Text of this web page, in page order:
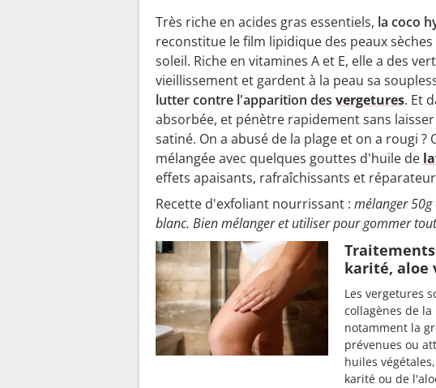
Très riche en acides gras essentiels, la coco
reconstitue le film lipidique des peaux
soleil. Riche en vitamines A et E, elle a des
vieillissement et gardent à la peau sa
lutter contre l'apparition des vergetures. Et
absorbée, et pénètre rapidement sans
satiné. On a abusé de la plage et on a rougi ?
mélangée avec quelques gouttes d'huile de
effets apaisants, rafraîchissants et
Recette d'exfoliant nourrissant : mélanger 50g
blanc. Bien mélanger et utiliser pour gommer
karité, aloe
Les vergetures
collagènes de
notamment la
prévenues ou
huiles
karité ou de